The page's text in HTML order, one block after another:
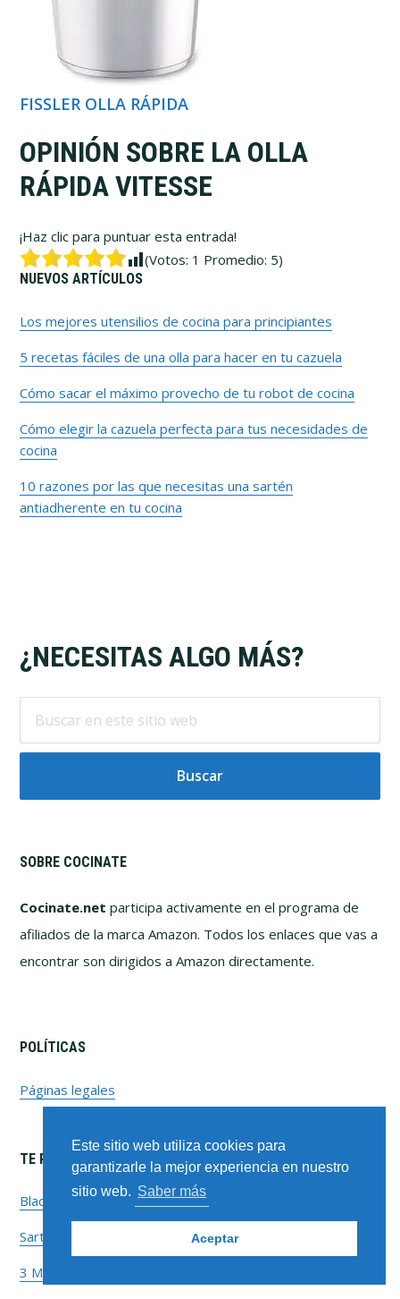
FISSLER OLLA RÁPIDA
OPINIÓN SOBRE LA OLLA
RÁPIDA VITESSE
¡Haz clic para puntuar esta entrada!
(Votos: 1 Promedio: 5)
Barra
lateral
primaria
NUEVOS ARTÍCULOS
Los mejores utensilios de cocina para principiantes
5 recetas fáciles de una olla para hacer en tu cazuela
Cómo sacar el máximo provecho de tu robot de cocina
Cómo elegir la cazuela perfecta para tus necesidades de
cocina
10 razones por las que necesitas una sartén
antiadherente en tu cocina
Footer
¿NECESITAS ALGO MÁS?
este
SOBRE COCINATE
Cocinate.net participa activamente en el programa de
afiliados de la marca Amazon. Todos los enlaces que vas a
encontrar son dirigidos a Amazon directamente.
POLÍTICAS
Páginas legales
TE PUEDE INTERESAR
Black Friday: Robot de Cocina
Sartenes Profesionales
3 Mejores Robots de Cocina
Este sitio web utiliza cookies para
garantizarle la mejor experiencia en nuestro
sitio web. Saber más
Aceptar